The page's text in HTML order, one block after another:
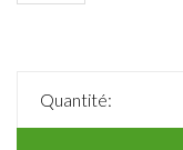
Quantité: